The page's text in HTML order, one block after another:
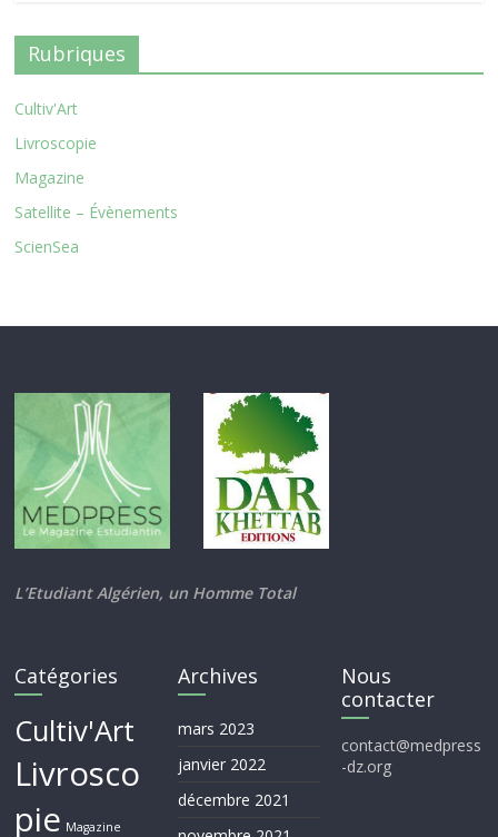
Rubriques
Cultiv'Art
Livroscopie
Magazine
Satellite – Évènements
ScienSea
L’Etudiant Algérien, un Homme Total
Catégories
Cultiv'Art
Livrosco
pie Magazine
Archives
mars 2023
janvier 2022
décembre 2021
Nous
contacter
contact@medpress
-dz.org